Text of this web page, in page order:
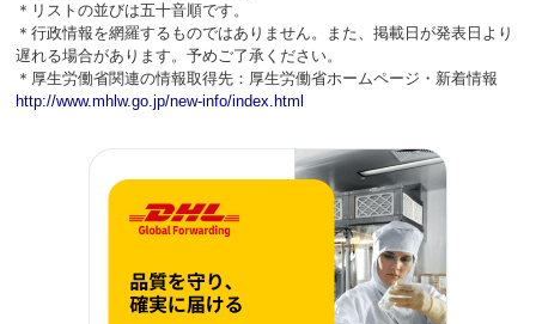
＊リストの並びは五十音順です。
＊行政情報を網羅するものではありません。また、掲載日が発表日より
遅れる場合があります。予めご了承ください。
＊厚生労働省関連の情報取得先：厚生労働省ホームページ・新着情報
http://www.mhlw.go.jp/new-info/index.html